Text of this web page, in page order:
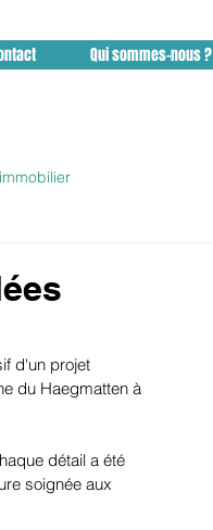
Qui sommes-nous ?
d'un projet
du Haegmatten à
détail a été
soignée aux